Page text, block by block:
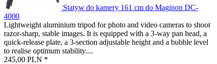
Statyw do kamery 161 cm do Maginon DC-
4000
Lightweight aluminium tripod for photo and video cameras to shoot
razor-sharp, stable images. It is equipped with a 3-way pan head, a
quick-release plate, a 3-section adjustable height and a bubble level
to realise optimum stability....
245,00 PLN *